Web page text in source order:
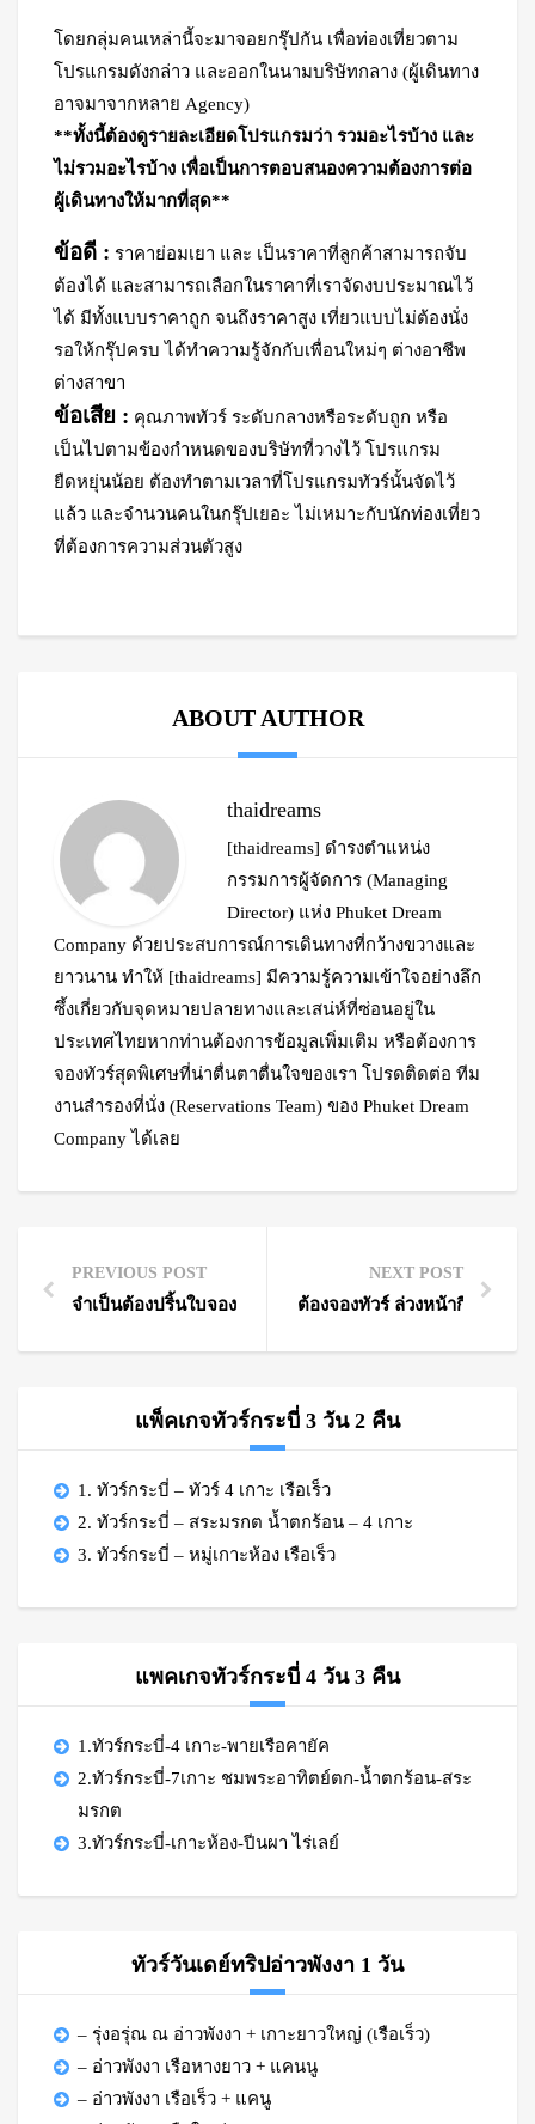
โดยกลุ่มคนเหล่านี้จะมาจอยกรุ๊ปกัน เพื่อท่องเที่ยวตาม
โปรแกรมดังกล่าว และออกในนามบริษัทกลาง (ผู้เดินทาง
อาจมาจากหลาย Agency)
**ทั้งนี้ต้องดูรายละเอียดโปรแกรมว่า รวมอะไรบ้าง และ
ไม่รวมอะไรบ้าง เพื่อเป็นการตอบสนองความต้องการต่อ
ผู้เดินทางให้มากที่สุด**
ข้อดี : ราคาย่อมเยา และ เป็นราคาที่ลูกค้าสามารถจับ
ต้องได้ และสามารถเลือกในราคาที่เราจัดงบประมาณไว้
ได้ มีทั้งแบบราคาถูก จนถึงราคาสูง เที่ยวแบบไม่ต้องนั่ง
รอให้กรุ๊ปครบ ได้ทำความรู้จักกับเพื่อนใหม่ๆ ต่างอาชีพ
ต่างสาขา
ข้อเสีย : คุณภาพทัวร์ ระดับกลางหรือระดับถูก หรือ
เป็นไปตามข้องกำหนดของบริษัทที่วางไว้ โปรแกรม
ยืดหยุ่นน้อย ต้องทำตามเวลาที่โปรแกรมทัวร์นั้นจัดไว้
แล้ว และจำนวนคนในกรุ๊ปเยอะ ไม่เหมาะกับนักท่องเที่ยว
ที่ต้องการความส่วนตัวสูง
ABOUT AUTHOR
thaidreams
[thaidreams] ดำรงตำแหน่ง
กรรมการผู้จัดการ (Managing
Director) แห่ง Phuket Dream
Company ด้วยประสบการณ์การเดินทางที่กว้างขวางและ
ยาวนาน ทำให้ [thaidreams] มีความรู้ความเข้าใจอย่างลึก
ซึ้งเกี่ยวกับจุดหมายปลายทางและเสน่ห์ที่ซ่อนอยู่ใน
ประเทศไทยหากท่านต้องการข้อมูลเพิ่มเติม หรือต้องการ
จองทัวร์สุดพิเศษที่น่าตื่นตาตื่นใจของเรา โปรดติดต่อ ทีม
งานสำรองที่นั่ง (Reservations Team) ของ Phuket Dream
Company ได้เลย
PREVIOUS POST
จำเป็นต้องปริ้นใบจองทัวร์ออกมาหรือไม่?
NEXT POST
ต้องจองทัวร์ ล่วงหน้ากี่วัน
แพ็คเกจทัวร์กระบี่ 3 วัน 2 คืน
1. ทัวร์กระบี่ – ทัวร์ 4 เกาะ เรือเร็ว
2. ทัวร์กระบี่ – สระมรกต น้ำตกร้อน – 4 เกาะ
3. ทัวร์กระบี่ – หมู่เกาะห้อง เรือเร็ว
แพคเกจทัวร์กระบี่ 4 วัน 3 คืน
1.ทัวร์กระบี่-4 เกาะ-พายเรือคายัค
2.ทัวร์กระบี่-7เกาะ ชมพระอาทิตย์ตก-น้ำตกร้อน-สระ
มรกต
3.ทัวร์กระบี่-เกาะห้อง-ปีนผา ไร่เลย์
ทัวร์วันเดย์ทริปอ่าวพังงา 1 วัน
– รุ่งอรุ่ณ ณ อ่าวพังงา + เกาะยาวใหญ่ (เรือเร็ว)
– อ่าวพังงา เรือหางยาว + แคนนู
– อ่าวพังงา เรือเร็ว + แคนู